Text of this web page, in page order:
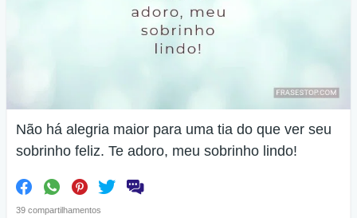
Não há alegria maior para uma tia do que ver seu
sobrinho feliz. Te adoro, meu sobrinho lindo!
39 compartilhamentos